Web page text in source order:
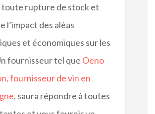
rupture de stock et
l’impact des aléas
et économiques sur les
fournisseur tel que Oeno
fournisseur de vin en
, saura répondre à toutes